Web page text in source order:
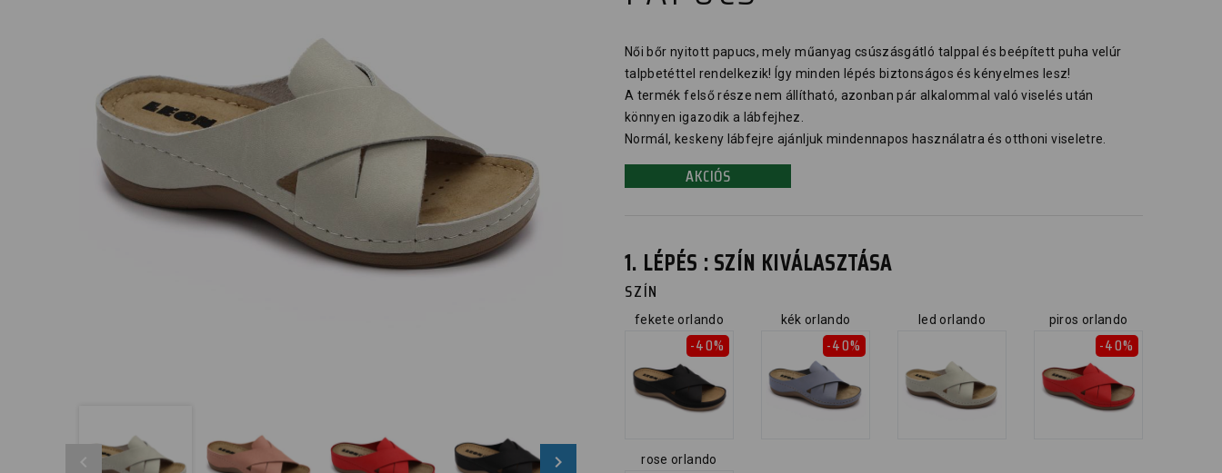
Női bőr nyitott papucs, mely műanyag csúszásgátló talppal és beépített puha velúr
talpbetéttel rendelkezik! Így minden lépés biztonságos és kényelmes lesz!
A termék felső része nem állítható, azonban pár alkalommal való viselés után
könnyen igazodik a lábfejhez.
Normál, keskeny lábfejre ajánljuk mindennapos használatra és otthoni viseletre.
AKCIÓS
1. LÉPÉS : SZÍN KIVÁLASZTÁSA
SZÍN
fekete orlando
-40%
kék orlando
-40%
led orlando piros orlando
-40%
rose orlando